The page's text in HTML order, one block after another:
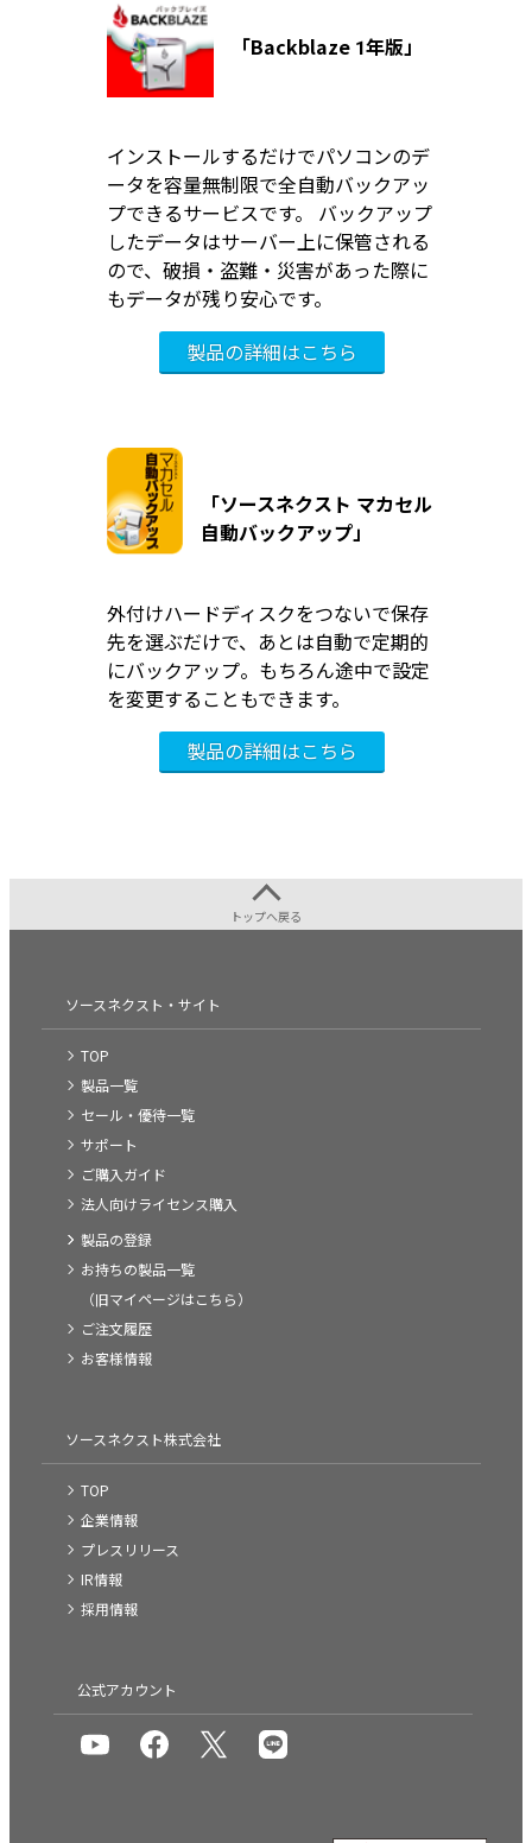
「Backblaze 1年版」
インストールするだけでパソコンのデ
ータを容量無制限で全自動バックアッ
プできるサービスです。 バックアップ
したデータはサーバー上に保管される
ので、破損・盗難・災害があった際に
もデータが残り安心です。
「ソースネクスト マカセル
自動バックアップ」
外付けハードディスクをつないで保存
先を選ぶだけで、あとは自動で定期的
にバックアップ。もちろん途中で設定
を変更することもできます。
トップへ戻る
ソースネクスト・サイト
TOP
製品一覧
セール・優待一覧
サポート
ご購入ガイド
法人向けライセンス購入
製品の登録
お持ちの製品一覧
（旧マイページはこちら）
ご注文履歴
お客様情報
ソースネクスト株式会社
TOP
企業情報
プレスリリース
IR情報
採用情報
公式アカウント